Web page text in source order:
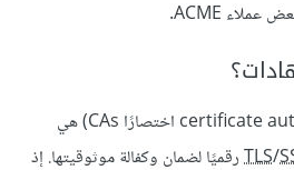
سلطات الشهادات (certificate authorities اختصارًا CAs) هي
TLS/
رقميًا لضمان وكفالة موثوقيتها. إذ